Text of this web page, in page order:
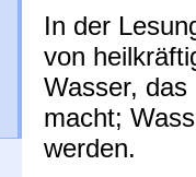
In der
von
Wasser,
macht;
werden.